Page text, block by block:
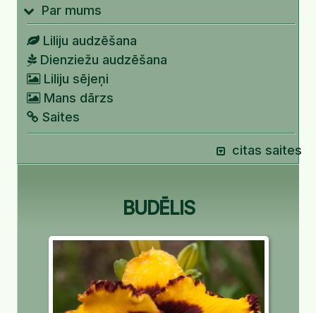
Par mums
Liliju audzēšana
Dienziežu audzēšana
Liliju sējeņi
Mans dārzs
Saites
citas saites
BUDĒLIS